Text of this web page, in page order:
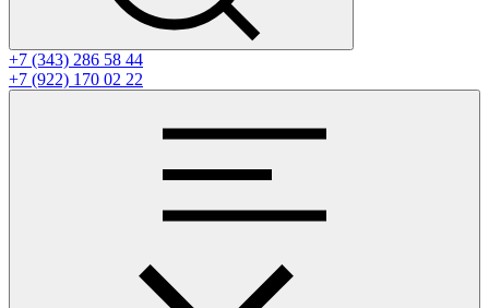
+7 (343) 286 58 44
+7 (922) 170 02 22